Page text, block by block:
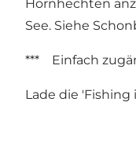
Hornhechten
See. Siehe
*** Einfach
Lade die